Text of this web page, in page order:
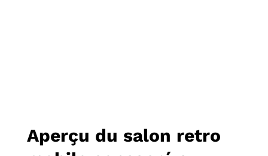
Aperçu du salon retro